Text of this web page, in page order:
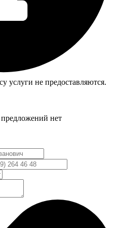
услуги не предоставляются.
нет